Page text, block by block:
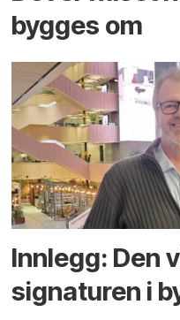
bygges om
Innlegg: Den
signaturen i